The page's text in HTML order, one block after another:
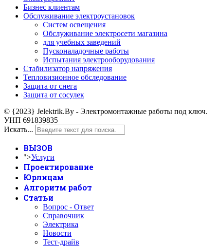
Бизнес клиентам
Обслуживание электроустановок
Систем освещения
Обслуживание электросети магазина
для учебных заведений
Пусконаладочные работы
Испытания электрооборудования
Стабилизатор напряжения
Тепловизионное обследование
Защита от снега
Защита от сосулек
© {2023} Jelektrik.By - Электромонтажные работы под ключ.
УНП 691839835
Искать...
ВЫЗОВ
">Услуги
Проектирование
Юрлицам
Алгоритм работ
Статьи
Вопрос - Ответ
Справочник
Электрика
Новости
Тест-драйв